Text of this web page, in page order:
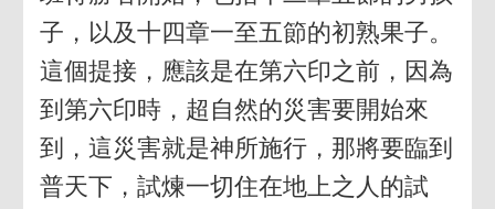
子，以及十四章一至五節的初熟果子。
這個提接，應該是在第六印之前，因為
到第六印時，超自然的災害要開始來
到，這災害就是神所施行，那將要臨到
普天下，試煉一切住在地上之人的試